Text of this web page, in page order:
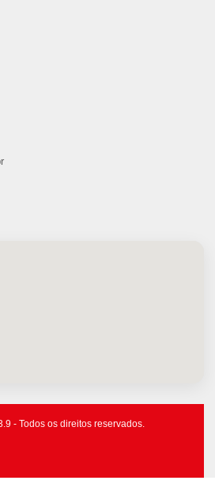
- Todos os direitos reservados.